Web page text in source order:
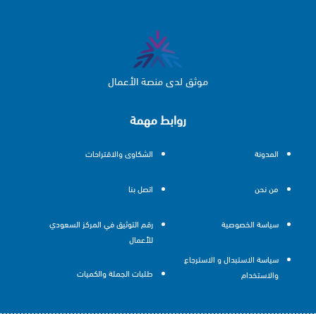
روابط مهمة
المدونة
من نحن
سياسة الخصوصية
سياسة الاستبدال و الاسترجاع
والاستخدام
الشكاوى والاقتراحات
اتصل بنا
رقم التوثيق في المركز السعودي
للأعمال
طلبات الجملة والكميات
موثق لدى منصة الأعمال